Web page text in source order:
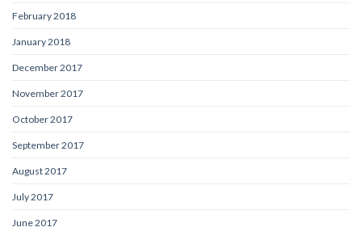
February 2018
January 2018
December 2017
November 2017
October 2017
September 2017
August 2017
July 2017
June 2017